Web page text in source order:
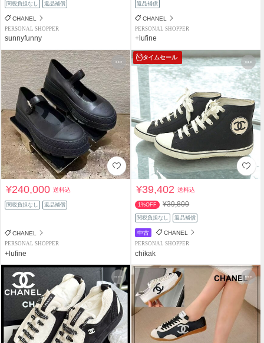
関税負担なし 返品補償
CHANEL
PERSONAL SHOPPER
sunnyfunny
返品補償
CHANEL
PERSONAL SHOPPER
+lufine
¥240,000送料込
関税負担なし 返品補償
CHANEL
PERSONAL SHOPPER
+lufine
タイムセール
¥39,402送料込
1%OFF ¥39,800
関税負担なし 返品補償
中古 CHANEL
PERSONAL SHOPPER
chikak